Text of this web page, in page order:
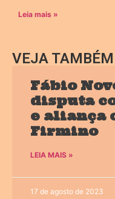
Leia mais »
VEJA TAMBÉM
Fábio
disputa
e aliança
Firmino
LEIA MAIS »
17 de agosto de 2023